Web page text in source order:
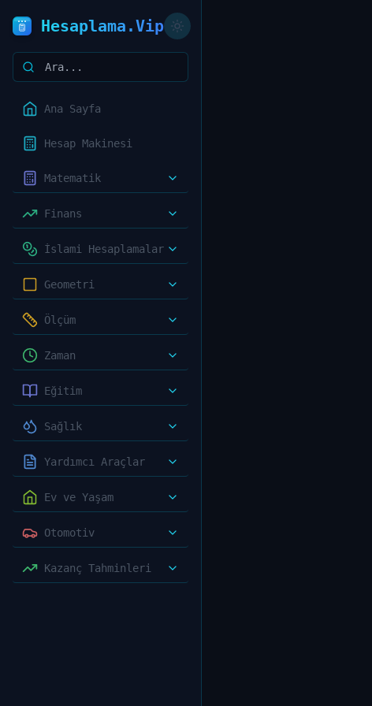
Hesaplama.Vip
Ana Sayfa
Hesap Makinesi
Matematik
Finans
İslami Hesaplamalar
Geometri
Ölçüm
Zaman
Eğitim
Sağlık
Yardımcı Araçlar
Ev ve Yaşam
Otomotiv
Kazanç Tahminleri